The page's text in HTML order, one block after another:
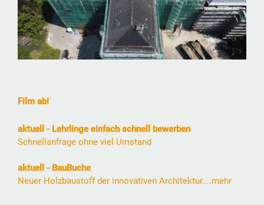
Film ab!
aktuell - Lehrlinge einfach schnell bewerben
Schnellanfrage ohne viel Umstand
aktuell - BauBuche
Neuer Holzbaustoff der innovativen Architektur....mehr